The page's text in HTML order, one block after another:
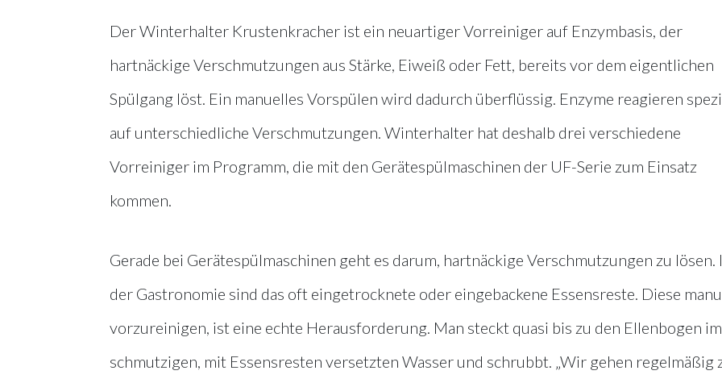
Der Winterhalter Krustenkracher ist ein neuartiger Vorreiniger auf Enzymbasis, der
hartnäckige Verschmutzungen aus Stärke, Eiweiß oder Fett, bereits vor dem eigentlichen
Spülgang löst. Ein manuelles Vorspülen wird dadurch überflüssig. Enzyme reagieren
auf unterschiedliche Verschmutzungen. Winterhalter hat deshalb drei verschiedene
Vorreiniger im Programm, die mit den Gerätespülmaschinen der UF-Serie zum Einsatz
kommen.
Gerade bei Gerätespülmaschinen geht es darum, hartnäckige Verschmutzungen zu lösen.
der Gastronomie sind das oft eingetrocknete oder eingebackene Essensreste. Diese
vorzureinigen, ist eine echte Herausforderung. Man steckt quasi bis zu den Ellenbogen im
schmutzigen, mit Essensresten versetzten Wasser und schrubbt. „Wir gehen regelmäßig